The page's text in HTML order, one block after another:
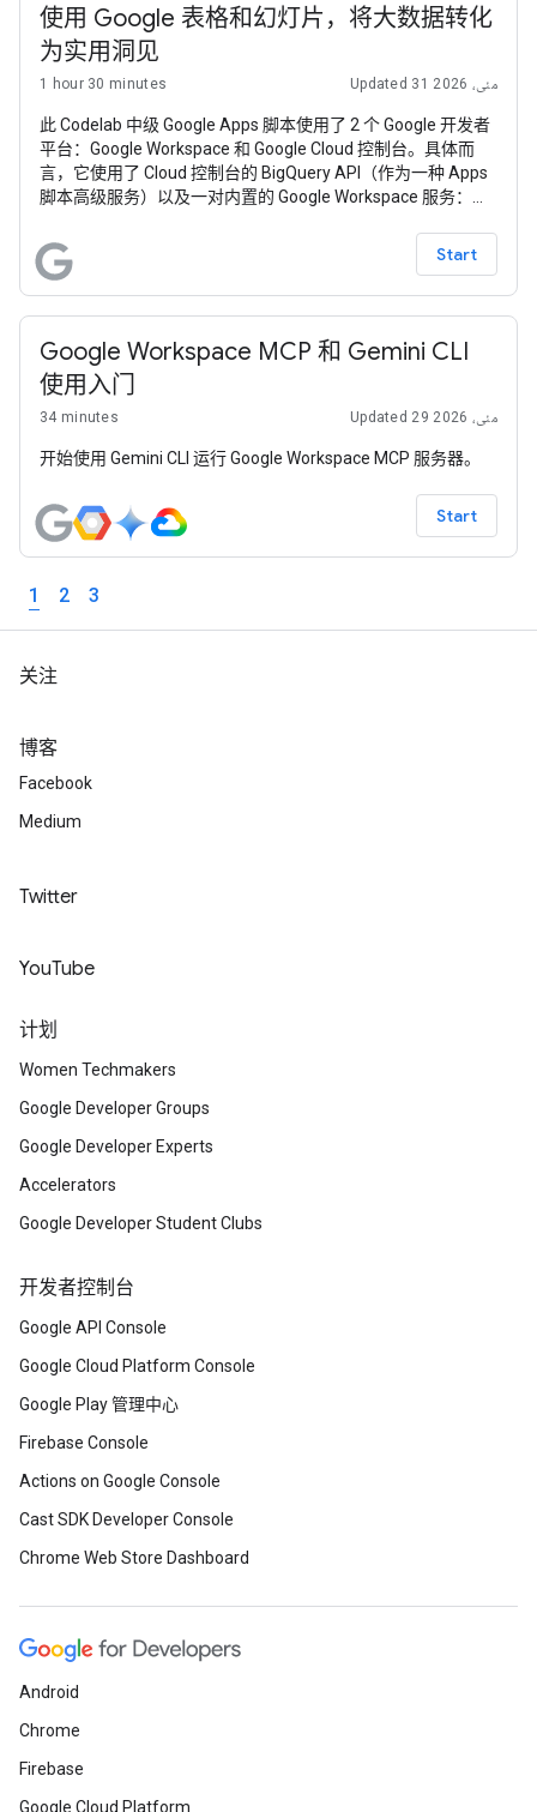
使用 Google 表格和幻灯片，将大数据转化
为实用洞见
1 hour 30 minutes Updated 31 مئی، 2026
此 Codelab 中级 Google Apps 脚本使用了 2 个 Google 开发者
平台：Google Workspace 和 Google Cloud 控制台。具体而
言，它使用了 Cloud 控制台的 BigQuery API（作为一种 Apps
脚本高级服务）以及一对内置的 Google Workspace 服务：
他们能够在（相对）较短的一段代码中自动完成从大数据分析
到幻灯片演示的最终环节。
Start
Google Workspace MCP 和 Gemini CLI
使用入门
34 minutes Updated 29 مئی، 2026
开始使用 Gemini CLI 运行 Google Workspace MCP 服务器。
Start
1 2 3
关注
博客
Facebook
Medium
Twitter
YouTube
计划
Women Techmakers
Google Developer Groups
Google Developer Experts
Accelerators
Google Developer Student Clubs
开发者控制台
Google API Console
Google Cloud Platform Console
Google Play 管理中心
Firebase Console
Actions on Google Console
Cast SDK Developer Console
Chrome Web Store Dashboard
Android
Chrome
Firebase
Google Cloud Platform